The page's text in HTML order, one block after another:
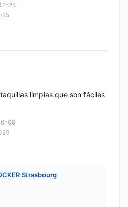
limpias que son fáciles
Strasbourg